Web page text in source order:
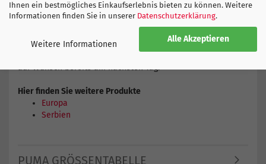
Ihnen ein bestmögliches Einkaufserlebnis bieten zu können. Weitere
Informationen finden Sie in unserer Datenschutzerklärung.
Alle Akzeptieren
Weitere Informationen
einem ganz speziellen Geschenk.
Neues Serbien Trikot für Kinder bestellen
Einfach Grösse, Nummer und Name erfassen und bestellen.
auf Wunsch bereits am nächsten Tag.
Hier finden Sie weitere Produkte
Europa
Serbien
PUMA GRÖSSENTABELLE